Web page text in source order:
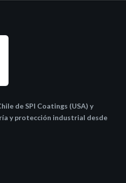
de SPI Coatings (USA) y
y protección industrial desde